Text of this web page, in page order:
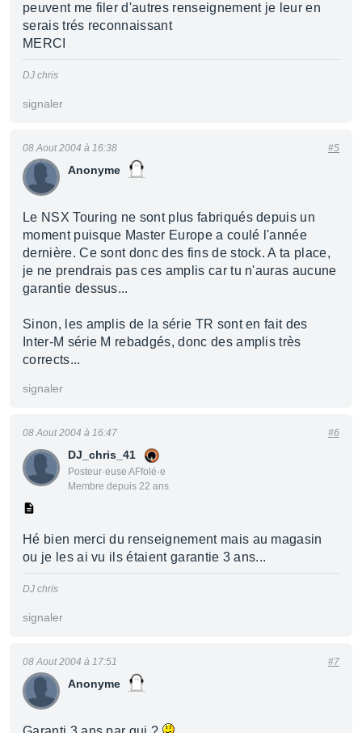
peuvent me filer d'autres renseignement je leur en
serais trés reconnaissant
MERCI
DJ chris
signaler
Anonyme
08 Aout 2004 à 16:38 #5
Le NSX Touring ne sont plus fabriqués depuis un
moment puisque Master Europe a coulé l'année
dernière. Ce sont donc des fins de stock. A ta place,
je ne prendrais pas ces amplis car tu n'auras aucune
garantie dessus...
Sinon, les amplis de la série TR sont en fait des
Inter-M série M rebadgés, donc des amplis très
corrects...
signaler
DJ_chris_41
Posteur·euse AFfolé·e
Membre depuis 22 ans
08 Aout 2004 à 16:47 #6
Hé bien merci du renseignement mais au magasin
ou je les ai vu ils étaient garantie 3 ans...
DJ chris
signaler
Anonyme
08 Aout 2004 à 17:51 #7